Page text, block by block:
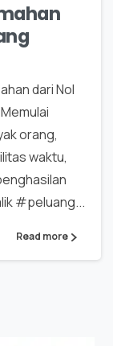
dari Nol
orang,
waktu,
#peluang...
Read more